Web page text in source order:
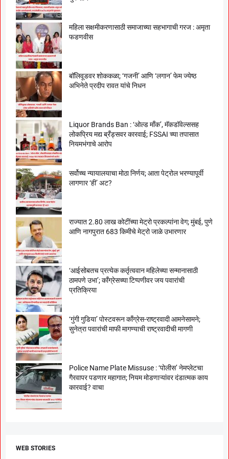
महिला सक्षमीकरणासाठी समाजाच्या सहभागाची गरज : अमृता
फडणवीस
बॉलिवूडवर शोककळा; ‘गजनी’ आणि ‘लगान’ फेम ज्येष्ठ
अभिनेते प्रदीप रावत यांचे निधन
Liquor Brands Ban : ‘ओल्ड मॉंक’, मॅकडॉवेल्ससह
लोकप्रिय मद्य ब्रँड्सवर कारवाई; FSSAI च्या तपासात
नियमभंगाचे आरोप
सर्वोच्च न्यायालयाचा मोठा निर्णय; आता पेट्रोल भरण्यापूर्वी
लागणार ‘ही’ अट?
राज्यात 2.80 लाख कोटींच्या मेट्रो प्रकल्पांना वेग; मुंबई, पुणे
आणि नागपुरात 683 किमीचे मेट्रो जाळे उभारणार
‘आईसोबतच प्रत्येक कर्तृत्ववान महिलेच्या सन्मानासाठी
ठामपणे उभा’; काँग्रेसच्या टिप्पणीवर जय पवारांची
प्रतिक्रिया
‘गुंगी गुडिया’ पोस्टवरून काँग्रेस-राष्ट्रवादी आमनेसामने;
सुनेत्रा पवारांची माफी मागण्याची राष्ट्रवादीची मागणी
Police Name Plate Missuse : ‘पोलीस’ नेमप्लेटचा
गैरवापर पडणार महागात; नियम मोडणाऱ्यांवर दंडात्मक काय
कारवाई? वाचा
WEB STORIES